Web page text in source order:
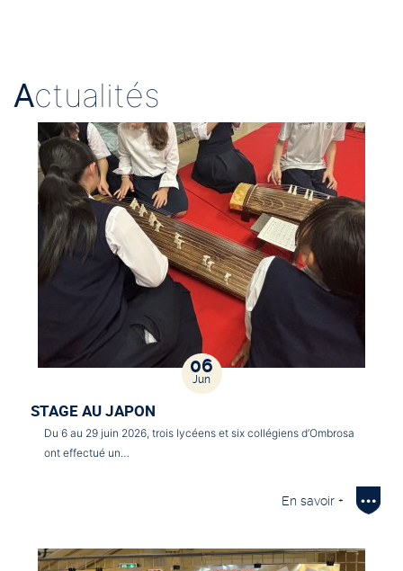
Actualités
06
Jun
STAGE AU JAPON
Du 6 au 29 juin 2026, trois lycéens et six collégiens d’Ombrosa
ont effectué un…
En savoir +